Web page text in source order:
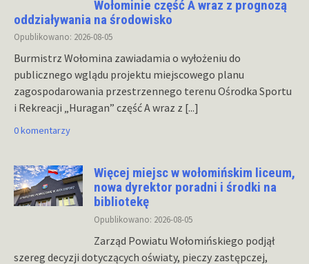
Wołominie część A wraz z prognozą
oddziaływania na środowisko
Opublikowano: 2026-08-05
Burmistrz Wołomina zawiadamia o wyłożeniu do
publicznego wglądu projektu miejscowego planu
zagospodarowania przestrzennego terenu Ośrodka Sportu
i Rekreacji „Huragan” część A wraz z [...]
0 komentarzy
Więcej miejsc w wołomińskim liceum,
nowa dyrektor poradni i środki na
bibliotekę
Opublikowano: 2026-08-05
Zarząd Powiatu Wołomińskiego podjął
szereg decyzji dotyczących oświaty, pieczy zastępczej,